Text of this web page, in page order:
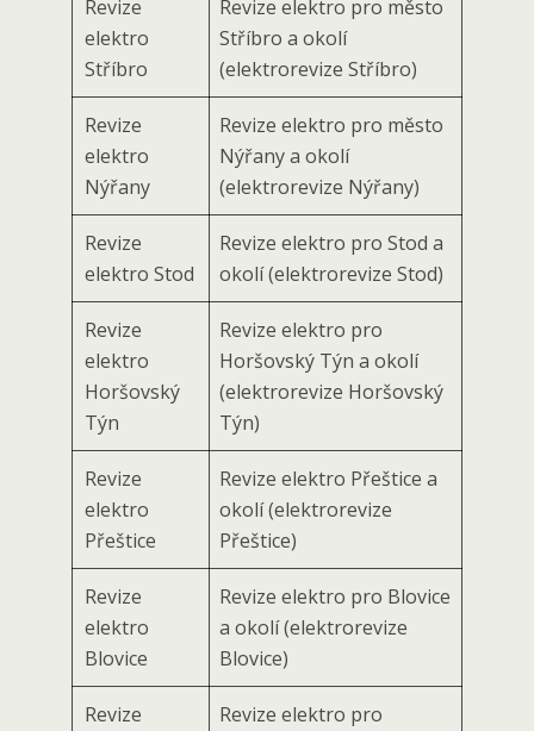
Revize
elektro
Stříbro
Revize elektro pro město
Stříbro a okolí
(elektrorevize Stříbro)
Revize
elektro
Nýřany
Revize elektro pro město
Nýřany a okolí
(elektrorevize Nýřany)
Revize
elektro Stod
Revize elektro pro Stod a
okolí (elektrorevize Stod)
Revize
elektro
Horšovský
Týn
Revize elektro pro
Horšovský Týn a okolí
(elektrorevize Horšovský
Týn)
Revize
elektro
Přeštice
Revize elektro Přeštice a
okolí (elektrorevize
Přeštice)
Revize
elektro
Blovice
Revize elektro pro Blovice
a okolí (elektrorevize
Blovice)
Revize
Revize elektro pro